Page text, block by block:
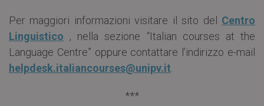
Per maggiori informazioni visitare il sito del Centro
Linguistico , nella sezione “Italian courses at the
Language Centre” oppure contattare l’indirizzo e-mail
helpdesk.italiancourses@unipv.it
***